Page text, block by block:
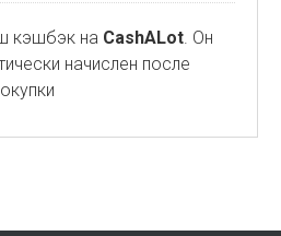
кэшбэк на CashALot. Он
начислен после